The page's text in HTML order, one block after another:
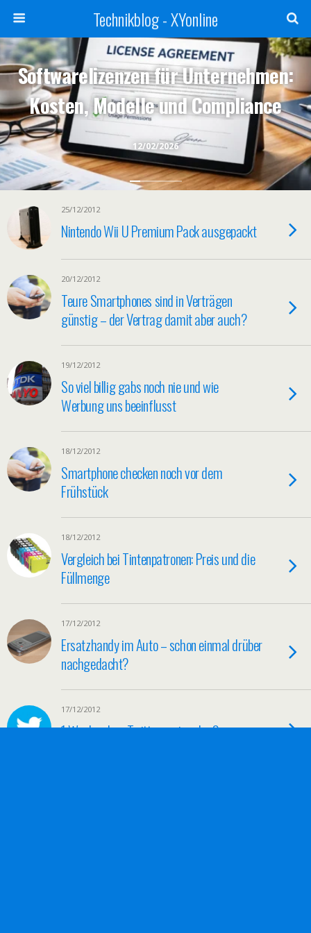
Technikblog - XYonline
12/02/2026
Softwarelizenzen für Unternehmen:
Kosten, Modelle und Compliance
25/12/2012
Nintendo Wii U Premium Pack ausgepackt
20/12/2012
Teure Smartphones sind in Verträgen
günstig – der Vertrag damit aber auch?
19/12/2012
So viel billig gabs noch nie und wie
Werbung uns beeinflusst
18/12/2012
Smartphone checken noch vor dem
Frühstück
18/12/2012
Vergleich bei Tintenpatronen: Preis und die
Füllmenge
17/12/2012
Ersatzhandy im Auto – schon einmal drüber
nachgedacht?
17/12/2012
1 Woche ohne Twitter – ging das?